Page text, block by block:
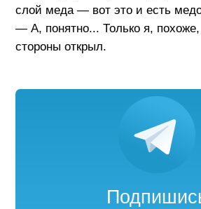
слой меда — вот это и есть
— А, понятно... Только я, похоже,
стороны открыл.